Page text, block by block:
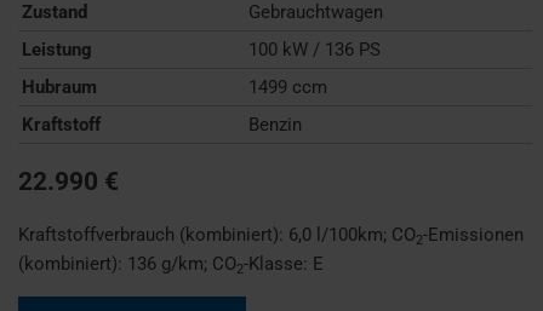
Zustand
Gebrauchtwagen
Leistung
100 kW / 136 PS
Hubraum
1499 ccm
Kraftstoff
Benzin
22.990 €
Kraftstoffverbrauch (kombiniert): 6,0 l/100km; CO2-Emissionen
(kombiniert): 136 g/km; CO2-Klasse: E